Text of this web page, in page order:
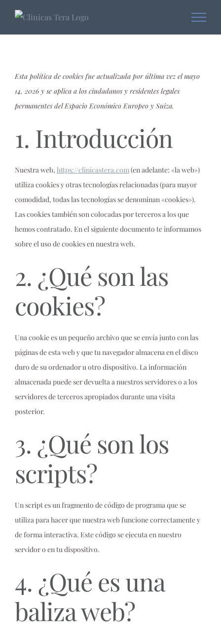
content
Esta política de cookies fue actualizada por última vez el mayo
14, 2026 y se aplica a los ciudadanos y residentes legales
permanentes del Espacio Económico Europeo y Suiza.
1. Introducción
Nuestra web, https://clinicastera.com(en adelante: «la web»)
utiliza cookies y otras tecnologías relacionadas (para mayor
comodidad, todas las tecnologías se denominan «cookies»).
Las cookies también son colocadas por terceros a los que
hemos contratado. En el siguiente documento te informamos
sobre el uso de cookies en nuestra web.
2. ¿Qué son las
cookies?
Una cookie es un pequeño archivo que se envía junto con las
páginas de esta web y que tu navegador almacena en el disco
duro de su ordenador u otro dispositivo. La información
almacenada puede ser devuelta a nuestros servidores o a los
servidores de terceros apropiados durante una visita
posterior.
3. ¿Qué son los
scripts?
Un script es un fragmento de código de programa que se
utiliza para hacer que nuestra web funcione correctamente y
de forma interactiva. Este código se ejecuta en nuestro
servidor o en tu dispositivo.
4. ¿Qué es una
baliza web?